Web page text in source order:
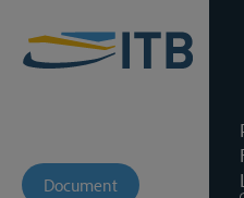
Document